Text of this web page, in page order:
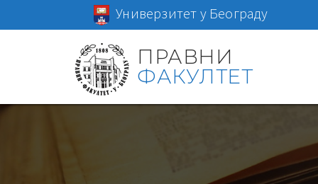
Универзитет у Београду
ПРАВНИ
ФАКУЛТЕТ